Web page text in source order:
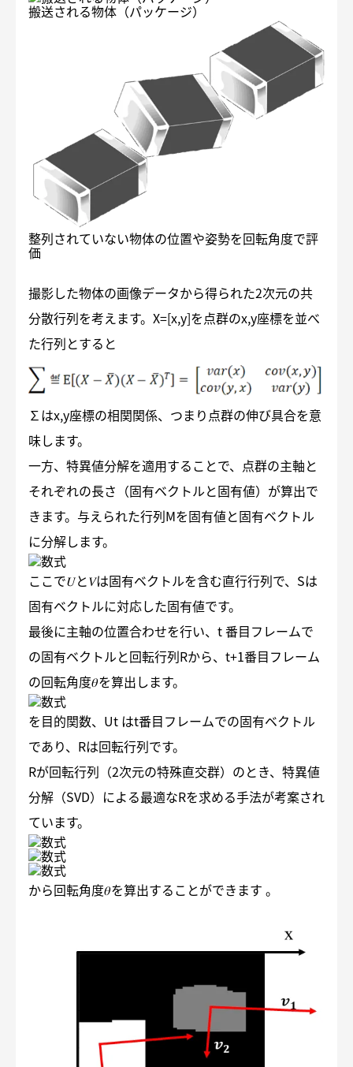
搬送される物体（パッケージ）
整列されていない物体の位置や姿勢を回転角度で評
価
撮影した物体の画像データから得られた2次元の共
分散行列を考えます。X=[x,y]を点群のx,y座標を並べ
た行列とすると
∑はx,y座標の相関関係、つまり点群の伸び具合を意
味します。
一方、特異値分解を適用することで、点群の主軸と
それぞれの長さ（固有ベクトルと固有値）が算出で
きます。与えられた行列Mを固有値と固有ベクトル
に分解します。
ここで𝑈と𝑉は固有ベクトルを含む直行行列で、Sは
固有ベクトルに対応した固有値です。
最後に主軸の位置合わせを行い、t 番目フレームで
の固有ベクトルと回転行列Rから、t+1番目フレーム
の回転角度𝜃を算出します。
を目的関数、Ut はt番目フレームでの固有ベクトル
であり、Rは回転行列です。
Rが回転行列（2次元の特殊直交群）のとき、特異値
分解（SVD）による最適なRを求める手法が考案され
ています。
から回転角度𝜃を算出することができます 。